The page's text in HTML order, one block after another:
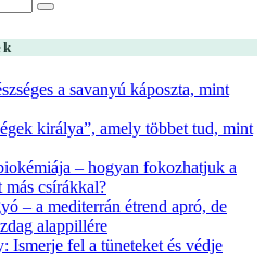
a savanyú káposzta, mint
királya”, amely többet tud, mint
– hogyan fokozhatjuk a
más csírákkal?
– a mediterrán étrend apró, de
alappillére
Ismerje fel a tüneteket és védje